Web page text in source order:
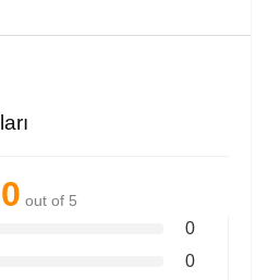
out of 5
0
0